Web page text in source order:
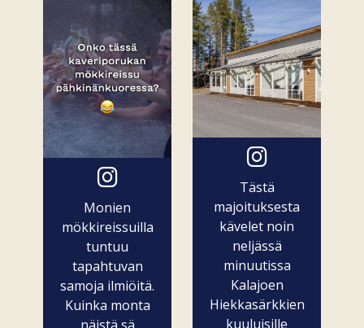
Monien
mökkireissuilla
tuntuu
tapahtuvan
samoja ilmiöitä.
Kuinka monta
Tästä
majoituksesta
kävelet noin
neljässä
minuutissa
Kalajoen
Hiekkasärkkien
kuuluisille